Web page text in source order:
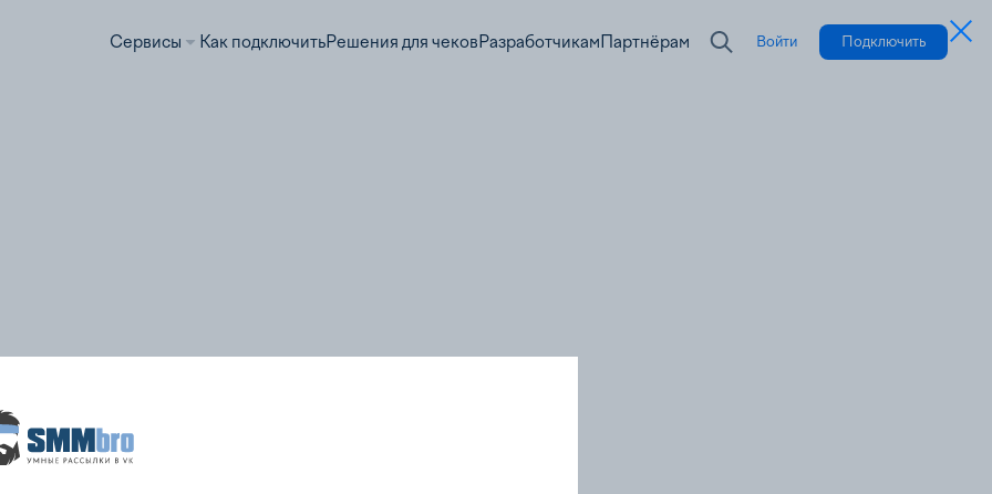
Войти Подключить
Сервисы Как подключитьРешения для чеков Разработчикам Партнёрам